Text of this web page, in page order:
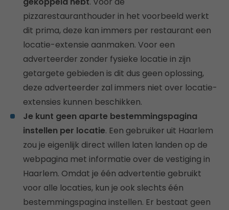
pizzarestauranthouder in het voorbeeld werkt
dit prima, deze kan immers per restaurant een
locatie-extensie aanmaken. Voor een
adverteerder zonder fysieke locatie in zijn
getargete gebieden is dit dus geen oplossing,
deze adverteerder zal immers niet over locatie-
extensies kunnen beschikken.
Je kunt geen aparte bestemmingspagina
instellen per locatie. Een gebruiker uit Haarlem
zou je eigenlijk direct willen laten landen op de
webpagina met informatie over de vestiging in
Haarlem. Omdat je één advertentie gebruikt
voor alle locaties, kun je ook slechts één
bestemmingspagina instellen. Er bestaat geen